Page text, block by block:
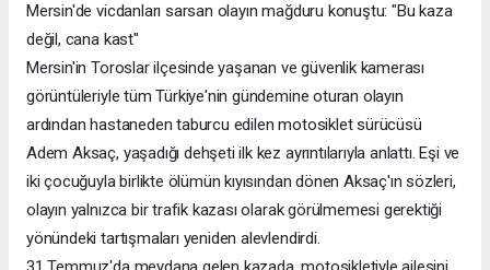
Mersin'de vicdanları sarsan olayın mağduru konuştu: "Bu kaza
değil, cana kast"
Mersin'in Toroslar ilçesinde yaşanan ve güvenlik kamerası
görüntüleriyle tüm Türkiye'nin gündemine oturan olayın
ardından hastaneden taburcu edilen motosiklet sürücüsü
Adem Aksaç, yaşadığı dehşeti ilk kez ayrıntılarıyla anlattı. Eşi ve
iki çocuğuyla birlikte ölümün kıyısından dönen Aksaç'ın sözleri,
olayın yalnızca bir trafik kazası olarak görülmemesi gerektiği
yönündeki tartışmaları yeniden alevlendirdi.